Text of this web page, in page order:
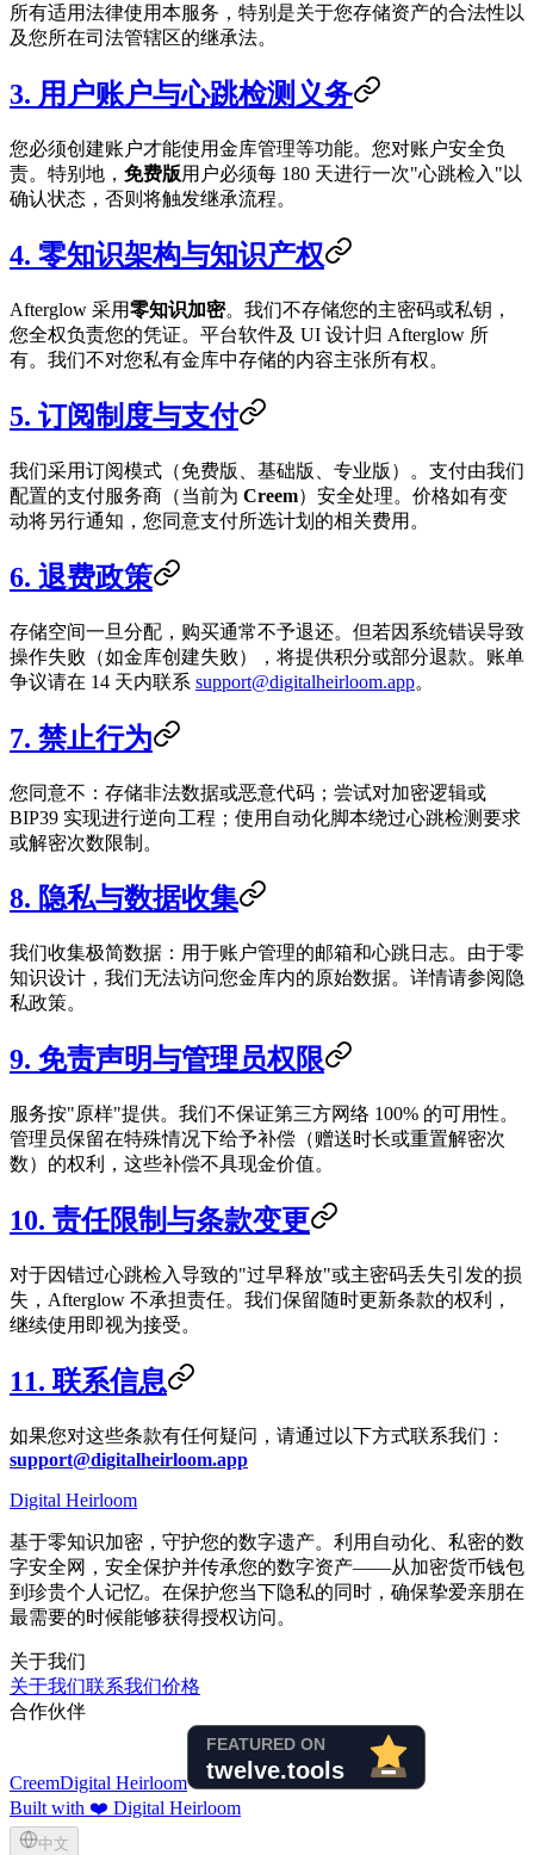
所有适用法律使用本服务，特别是关于您存储资产的合法性以
及您所在司法管辖区的继承法。
3. 用户账户与心跳检测义务
您必须创建账户才能使用金库管理等功能。您对账户安全负
责。特别地， 免费版用户必须每 180 天进行一次"心跳检入"以
确认状态，否则将触发继承流程。
4. 零知识架构与知识产权
Afterglow 采用零知识加密。我们不存储您的主密码或私钥，
您全权负责您的凭证。平台软件及 UI 设计归 Afterglow 所
有。我们不对您私有金库中存储的内容主张所有权。
5. 订阅制度与支付
我们采用订阅模式（免费版、基础版、专业版）。支付由我们
配置的支付服务商（当前为 Creem）安全处理。价格如有变
动将另行通知，您同意支付所选计划的相关费用。
6. 退费政策
存储空间一旦分配，购买通常不予退还。但若因系统错误导致
操作失败（如金库创建失败），将提供积分或部分退款。账单
争议请在 14 天内联系 support@digitalheirloom.app。
7. 禁止行为
您同意不：存储非法数据或恶意代码；尝试对加密逻辑或
BIP39 实现进行逆向工程；使用自动化脚本绕过心跳检测要求
或解密次数限制。
8. 隐私与数据收集
我们收集极简数据：用于账户管理的邮箱和心跳日志。由于零
知识设计，我们无法访问您金库内的原始数据。详情请参阅隐
私政策。
9. 免责声明与管理员权限
服务按"原样"提供。我们不保证第三方网络 100% 的可用性。
管理员保留在特殊情况下给予补偿（赠送时长或重置解密次
数）的权利，这些补偿不具现金价值。
10. 责任限制与条款变更
对于因错过心跳检入导致的"过早释放"或主密码丢失引发的损
失，Afterglow 不承担责任。我们保留随时更新条款的权利，
继续使用即视为接受。
11. 联系信息
如果您对这些条款有任何疑问，请通过以下方式联系我们：
support@digitalheirloom.app
Digital Heirloom
基于零知识加密，守护您的数字遗产。利用自动化、私密的数
字安全网，安全保护并传承您的数字资产——从加密货币钱包
到珍贵个人记忆。在保护您当下隐私的同时，确保挚爱亲朋在
最需要的时候能够获得授权访问。
关于我们
关于我们联系我们价格
合作伙伴
CreemDigital Heirloom
Built with ❤️ Digital Heirloom
中文